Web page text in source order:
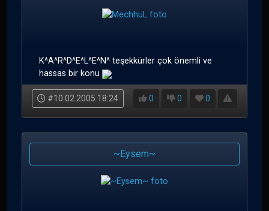
K^A^R^D^E^L^E^N^ teşekkürler çok önemli ve
hassas bir konu
#10.02.2005 18:24 0 0 0
~Eysem~